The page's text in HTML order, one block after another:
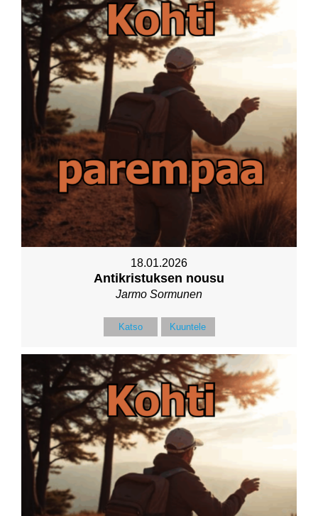
18.01.2026
Antikristuksen nousu
Jarmo Sormunen
Katso Kuuntele